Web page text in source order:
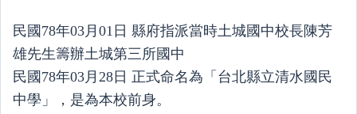
民國78年03月01日 縣府指派當時土城國中校長陳芳
雄先生籌辦土城第三所國中
民國78年03月28日 正式命名為「台北縣立清水國民
中學」，是為本校前身。